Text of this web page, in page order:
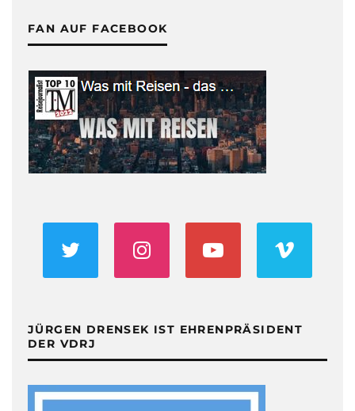
FAN AUF FACEBOOK
JÜRGEN DRENSEK IST EHRENPRÄSIDENT
DER VDRJ